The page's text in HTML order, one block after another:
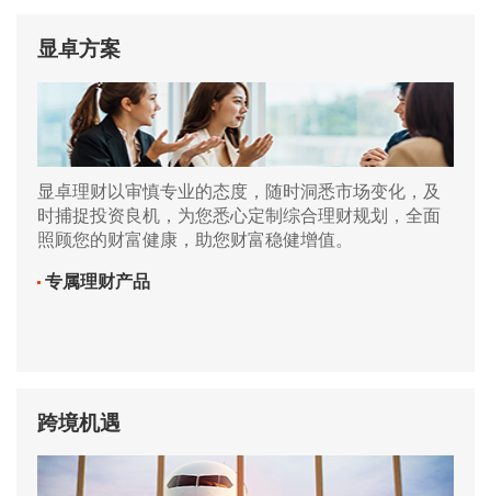
显卓方案
显卓理财以审慎专业的态度，随时洞悉市场变化，及
时捕捉投资良机，为您悉心定制综合理财规划，全面
照顾您的财富健康，助您财富稳健增值。
专属理财产品
跨境机遇